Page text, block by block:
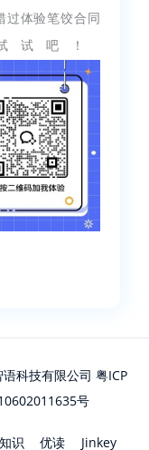
过体验笔饺合同
试吧！
科技有限公司 粤ICP
号
识 优读 Jinkey